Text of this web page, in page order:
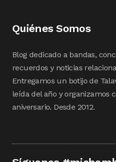
Quiénes Somos
Blog dedicado a bandas,
recuerdos y noticias
Entregamos un botijo de
leída del año y organizamos
aniversario. Desde 2012.